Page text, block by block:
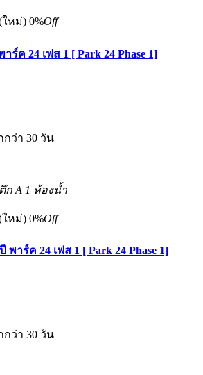
ใหม่) 0%Off
ร์ค 24 เฟส 1 [ Park 24 Phase 1]
ว่า 30 วัน
ก A 1 ห้องน้ำ
ใหม่) 0%Off
พาร์ค 24 เฟส 1 [ Park 24 Phase 1]
ว่า 30 วัน